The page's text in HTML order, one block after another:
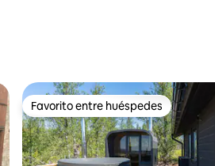
Favorito entre huéspedes
Favorito entre huéspedes